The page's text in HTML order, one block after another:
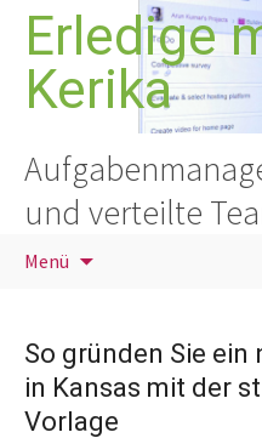
Zum
Inhalt
springen
Erledige
Kerika
und verteilte
Menü
So gründen Sie ein
in Kansas mit der
Vorlage